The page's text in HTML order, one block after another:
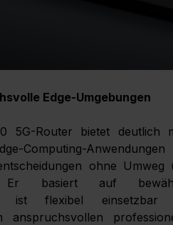
Edge-Umgebungen
5G-Router bietet deutlich
Computing-
ohne Umweg
Er basiert auf
ist flexibel einsetzbar
anspruchsvollen